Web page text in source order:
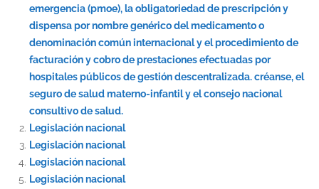
emergencia (pmoe), la obligatoriedad de prescripción y
dispensa por nombre genérico del medicamento o
denominación común internacional y el procedimiento de
facturación y cobro de prestaciones efectuadas por
hospitales públicos de gestión descentralizada. créanse, el
seguro de salud materno-infantil y el consejo nacional
consultivo de salud.
Legislación nacional
Legislación nacional
Legislación nacional
Legislación nacional